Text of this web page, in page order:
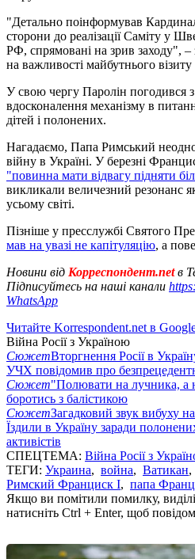
"Детально поінформував
сторони до реалізації Саміту у
РФ, спрямовані на зрив заходу", –
на важливості майбутнього
У свою чергу Паролін погодився з
вдосконалення механізму в
дітей і полонених.
Нагадаємо, Папа Римський
війну в Україні. У березні
"повинна мати відвагу підняти
викликали величезний резонанс
усьому світі.
Пізніше у пресслужбі Святого
мав на увазі не капітуляцію, а
Новини від Корреспондент.netв
Підписуйтесь на наші канали
WhatsApp
Читайте Korrespondent.net в
Війна Росії з Україною
СюжетВторгнення Росії в
УЧХ повідомив про
Сюжет"Полювати на лучника, а
боротись з балістикою
СюжетЗагадковий звук вибуху
Їздили в Україну заради
активістів
СПЕЦТЕМА: Війна Росії з
ТЕГИ: Украина, война, Ватикан,
Римский Франциск I, папа
Якщо ви помітили помилку,
натисніть Ctrl + Enter, щоб